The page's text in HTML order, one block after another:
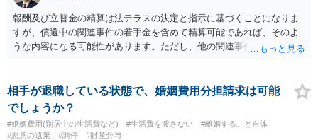
報酬及び立替金の精算は法テラスの決定と指示に基づくことになりま
すが、償還中の関連事件の着手金を含めて精算可能であれば、そのよ
うな内容になる可能性があります。ただし、他の関連事件でも相手方
情によって対応が違いますので、法テラスへお尋ねいただいた方が確
実です。
相手が退職している状態で、婚姻費用分担請求は可能
でしょうか？
#婚姻費用(別居中の生活費など) #生活費を渡さない
#離婚すること自体
#悪意の遺棄
#調停 #財産分与